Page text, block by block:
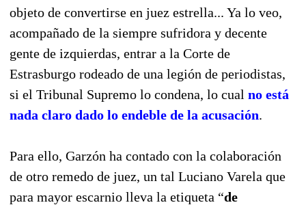
objeto de convertirse en juez estrella... Ya lo veo,
acompañado de la siempre sufridora y decente
gente de izquierdas, entrar a la Corte de
Estrasburgo rodeado de una legión de periodistas,
si el Tribunal Supremo lo condena, lo cual no está
nada claro dado lo endeble de la acusación.
Para ello, Garzón ha contado con la colaboración
de otro remedo de juez, un tal Luciano Varela que
para mayor escarnio lleva la etiqueta “de